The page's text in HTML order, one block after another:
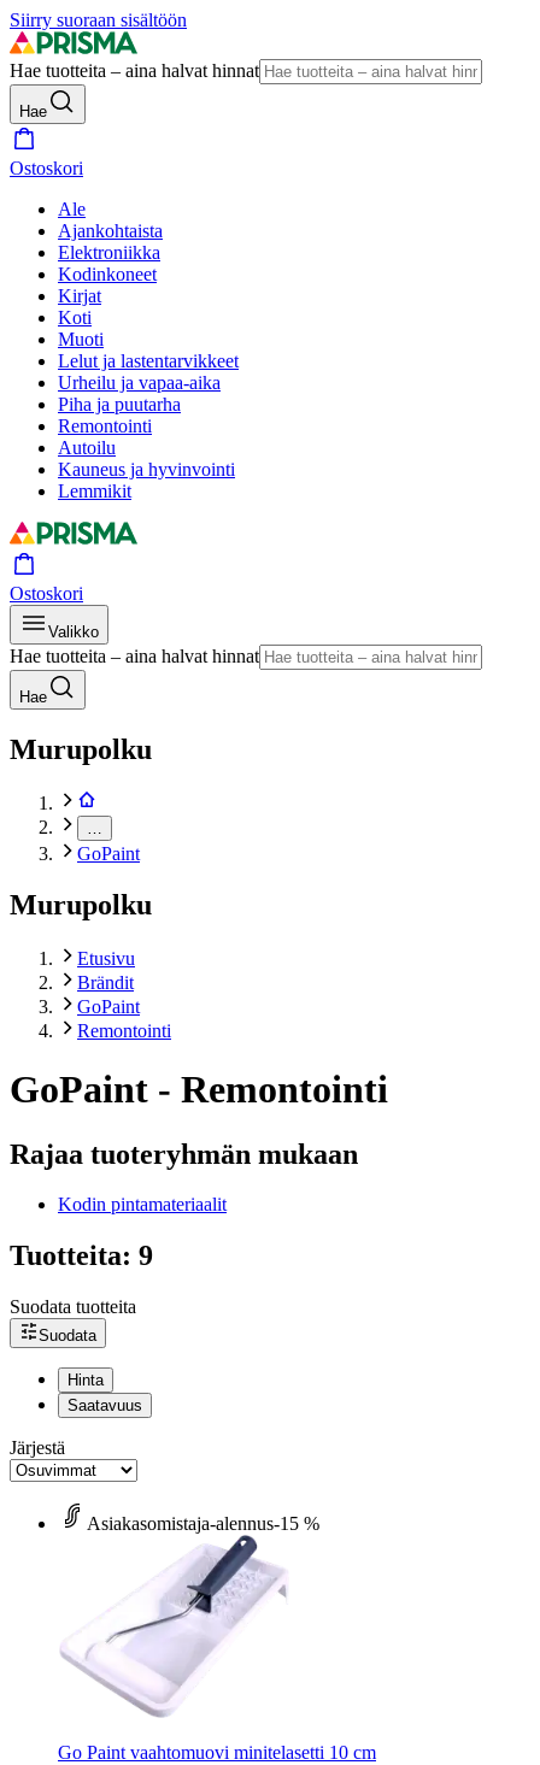
Siirry suoraan sisältöön
Hae tuotteita – aina halvat hinnat
Hae
Ostoskori
Ale
Ajankohtaista
Elektroniikka
Kodinkoneet
Kirjat
Koti
Muoti
Lelut ja lastentarvikkeet
Urheilu ja vapaa-aika
Piha ja puutarha
Remontointi
Autoilu
Kauneus ja hyvinvointi
Lemmikit
Ostoskori
Valikko
Hae tuotteita – aina halvat hinnat
Hae
Murupolku
GoPaint
Murupolku
Etusivu
Brändit
GoPaint
Remontointi
GoPaint - Remontointi
Rajaa tuoteryhmän mukaan
Kodin pintamateriaalit
Tuotteita: 9
Suodata tuotteita
Suodata
Hinta
Saatavuus
Järjestä
Asiakasomistaja-alennus-15 %
Go Paint vaahtomuovi minitelasetti 10 cm